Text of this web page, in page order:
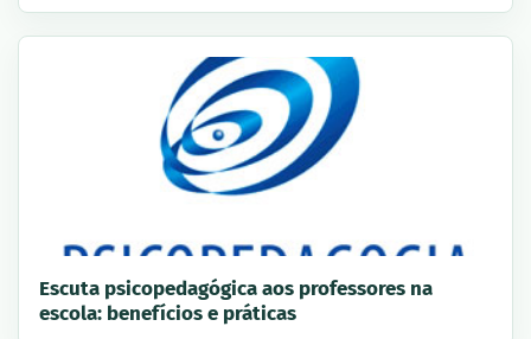
Escuta psicopedagógica aos professores na
escola: benefícios e práticas